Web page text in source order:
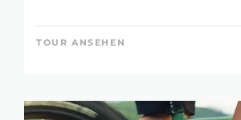
TOUR ANSEHEN